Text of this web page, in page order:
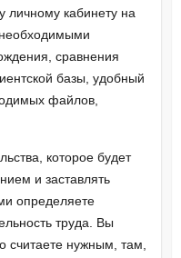
кабинету на
сравнения
базы, удобный
файлов,
которое будет
и заставлять
определяете
труда. Вы
считаете нужным, там,